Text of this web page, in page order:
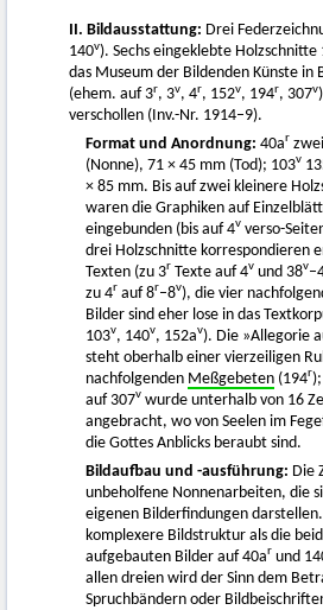
II. Bildausstattung: Drei
140v). Sechs eingeklebte
das Museum der Bildenden Künste in
(ehem. auf 3r, 3v, 4r, 152v, 194r, 307v
verschollen (Inv.-Nr. 1914–9).
Format und Anordnung: 40ar
(Nonne), 71 × 45 mm (Tod); 103v
× 85 mm. Bis auf zwei kleinere
waren die Graphiken auf
eingebunden (bis auf 4v verso-
drei Holzschnitte korrespondieren
Texten (zu 3r Texte auf 4v und 38v
zu 4r auf 8r–8v), die vier
Bilder sind eher lose in das
103v, 140v, 152av). Die »Allegorie
steht oberhalb einer vierzeiligen
nachfolgenden Meßgebeten (194r
auf 307v wurde unterhalb von 16
angebracht, wo von Seelen im
die Gottes Anblicks beraubt sind.
Bildaufbau und -ausführung: Die
unbeholfene Nonnenarbeiten, die
eigenen Bilderfindungen
komplexere Bildstruktur als die
aufgebauten Bilder auf 40ar und
allen dreien wird der Sinn dem
Spruchbändern oder